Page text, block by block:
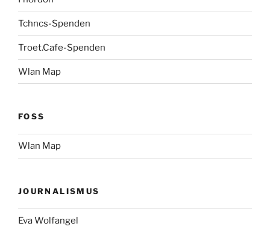
Tchncs-Spenden
Troet.Cafe-Spenden
Wlan Map
FOSS
Wlan Map
JOURNALISMUS
Eva Wolfangel